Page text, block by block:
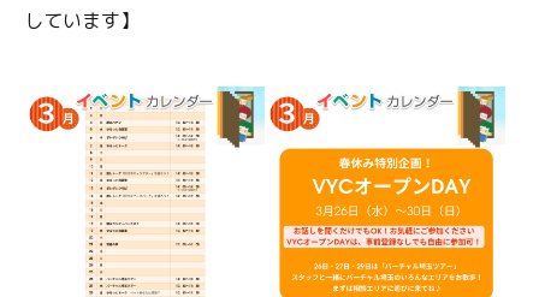
しています】